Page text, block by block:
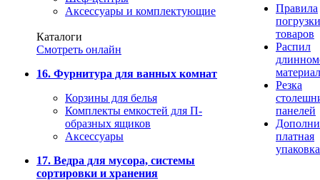
Аксессуары и комплектующие
Каталоги
Смотреть онлайн
16. Фурнитура для ванных комнат
Корзины для белья
Комплекты емкостей для П-
образных ящиков
Аксессуары
17. Ведра для мусора, системы
сортировки и хранения
Правила
погрузки
товаров
Распил
Резка
панелей
платная
упаковка